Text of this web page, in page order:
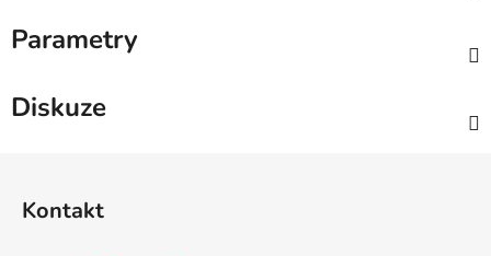
Parametry
Diskuze
Kontakt